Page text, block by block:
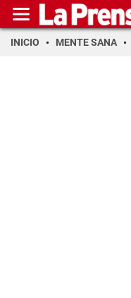
INICIO MENTE SANA